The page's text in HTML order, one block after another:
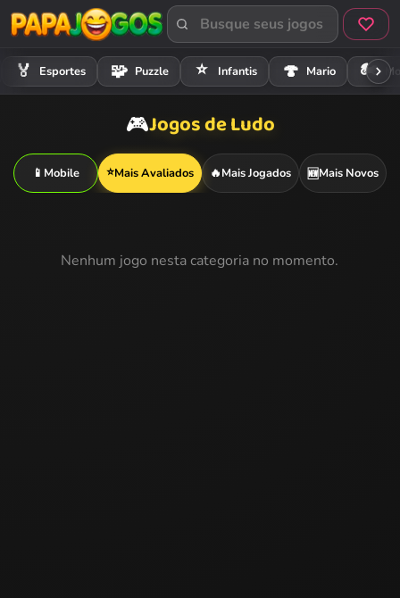
🏅 Esportes 🧩 Puzzle ⭐ Infantis 🍄 Mario 🏍️
🎮Jogos de Ludo
📱 Mobile ⭐Mais Avaliados 🔥Mais Jogados 🆕Mais Novos
Nenhum jogo nesta categoria no momento.